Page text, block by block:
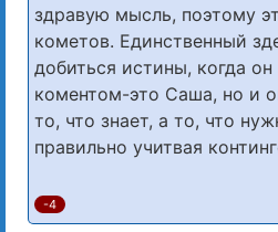
здравую мысль, поэтому
кометов. Единственный
добиться истины, когда он
коментом-это Саша, но и
то, что знает, а то, что
правильно учитвая
-4